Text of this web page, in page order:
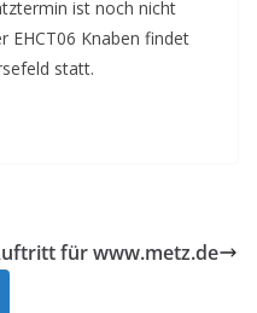
ist noch nicht
EHCT06 Knaben findet
statt.
für www.metz.de